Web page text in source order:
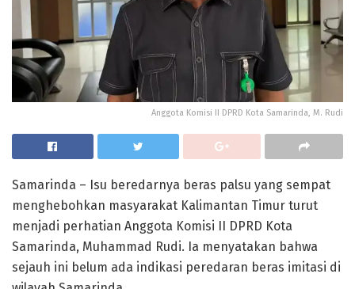
Anggota Komisi II DPRD Kota Samarinda, M. Rudi
Samarinda – Isu beredarnya beras palsu yang sempat
menghebohkan masyarakat Kalimantan Timur turut
menjadi perhatian Anggota Komisi II DPRD Kota
Samarinda, Muhammad Rudi. Ia menyatakan bahwa
sejauh ini belum ada indikasi peredaran beras imitasi di